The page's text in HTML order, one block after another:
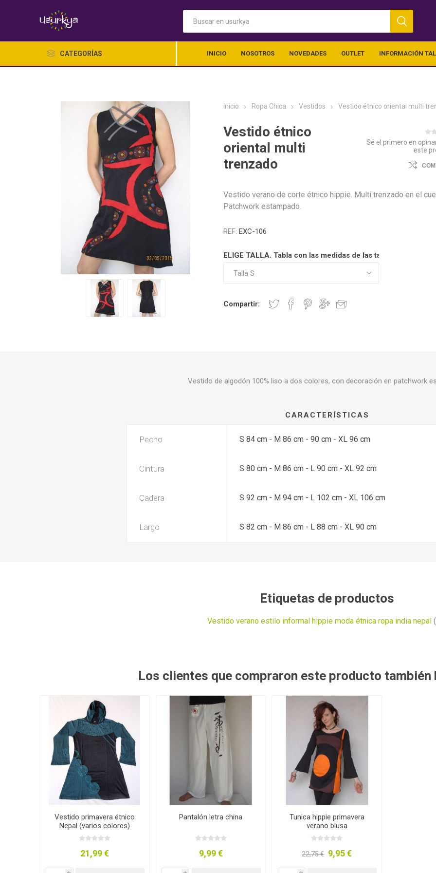
CATEGORÍAS
Ropa Chica Outlet
Botas y Botines de algodón
esparto
INICIO NOSOTROS NOVEDADES OUTLET INFORMACIÓN
Inicio Ropa Chica Vestidos Vestido étnico oriental multi
Vestido étnico
oriental multi
trenzado
Sé el primero en
este
Vestido verano de corte étnico hippie. Multi trenzado en el
Patchwork estampado.
REF: EXC-106
ELIGE TALLA. Tabla con las medidas de las tallas en
Compartir:
Vestido de algodón 100% liso a dos colores, con decoración en patchwork
CARACTERÍSTICAS
Pecho S 84 cm - M 86 cm - 90 cm - XL 96 cm
Cintura S 80 cm - M 86 cm - L 90 cm - XL 92 cm
Cadera S 92 cm - M 94 cm - L 102 cm - XL 106 cm
Largo S 82 cm - M 86 cm - L 88 cm - XL 90 cm
Etiquetas de productos
Vestido verano estilo informal hippie moda étnica ropa india nepal
Los clientes que compraron este producto también
Vestido primavera étnico
Nepal (varios colores)
21,99 €
Pantalón letra china
9,99 €
Tunica hippie primavera
verano blusa
22,75 € 9,95 €